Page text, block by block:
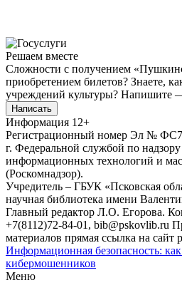
Решаем вместе
Сложности с получением
приобретением билетов? Знаете,
учреждений культуры? Напишите
Написать
Информация 12+
Регистрационный номер Эл №
г. Федеральной службой по надзору
информационных технологий и
(Роскомнадзор).
Учредитель – ГБУК «Псковская
научная библиотека имени
Главный редактор Л.О. Егорова.
+7(8112)72-84-01, bib@pskovlib.ru
материалов прямая ссылка на сайт
Информационная безопасность:
кибермошенников
Меню